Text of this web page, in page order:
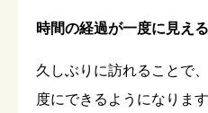
時間の経過が一度に見える
久しぶりに訪れることで
度にできるようになります